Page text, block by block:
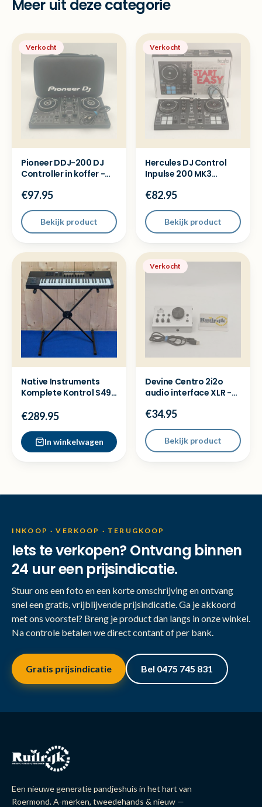
Meer uit deze categorie
Verkocht
Pioneer DDJ-200 DJ
Controller in koffer -
€97.95
Bekijk product
Verkocht
Hercules DJ Control
Inpulse 200 MK3
doos
€82.95
Bekijk product
Native Instruments
Komplete Kontrol S49
€289.95
In winkelwagen
Verkocht
Devine Centro 2i2o
audio interface XLR -
€34.95
Bekijk product
INKOOP · VERKOOP · TERUGKOOP
Iets te verkopen? Ontvang binnen
24 uur een prijsindicatie.
Stuur ons een foto en een korte omschrijving en ontvang
snel een gratis, vrijblijvende prijsindicatie. Ga je akkoord
met ons voorstel? Breng je product dan langs in onze winkel.
Na controle betalen we direct contant of per bank.
Gratis prijsindicatie Bel 0475 745 831
Een nieuwe generatie pandjeshuis in het hart van
Roermond. A-merken, tweedehands & nieuw —